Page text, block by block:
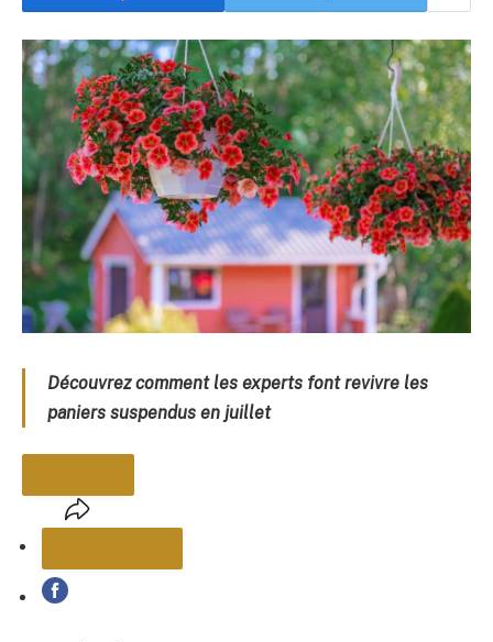
Découvrez comment les experts font revivre les
paniers suspendus en juillet
PARTAGER